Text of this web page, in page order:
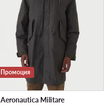
Промоция
Aeronautica Militare